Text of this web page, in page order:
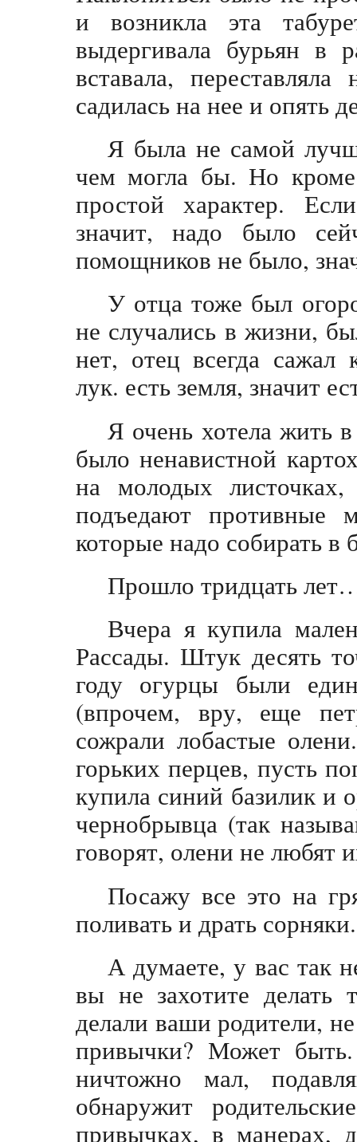
и возникла эта
выдергивала бурьян в
вставала,
садилась на нее и опять
Я была не самой
чем могла бы. Но
простой характер.
значит, надо было
помощников не было,
У отца тоже был
не случались в жизни,
нет, отец всегда
лук. есть земля, значит
Я очень хотела жить
было ненавистной
на молодых
подъедают противные
которые надо собирать в
Прошло тридцать
Вчера я купила
Рассады. Штук десять
году огурцы были
(впрочем, вру, еще
сожрали лобастые
горьких перцев, пусть
купила синий базилик и
чернобрывца (так
говорят, олени не любят
Посажу все это на
поливать и драть
А думаете, у вас так
вы не захотите делать
делали ваши родители,
привычки? Может
ничтожно мал,
обнаружит
привычках, в манерах,